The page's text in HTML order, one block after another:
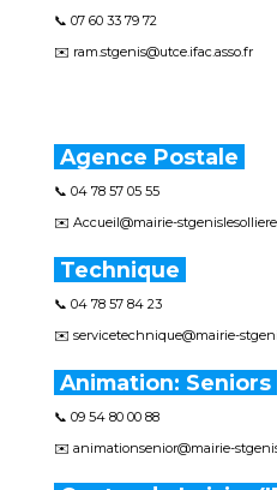
📞 07 60 33 79 72
✉️ ram.stgenis@utce.ifac.asso.fr
Agence Postale
📞 04 78 57 05 55
✉️ Accueil@mairie-
Technique
📞 04 78 57 84 23
✉️ servicetechnique@mairie-
Animation: Seniors
📞 09 54 80 00 88
✉️ animationsenior@mairie-